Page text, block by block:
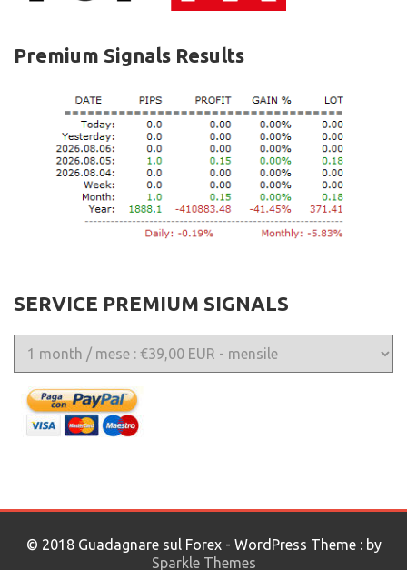
Premium Signals Results
SERVICE PREMIUM SIGNALS
© 2018 Guadagnare sul Forex - WordPress Theme : by
Sparkle Themes